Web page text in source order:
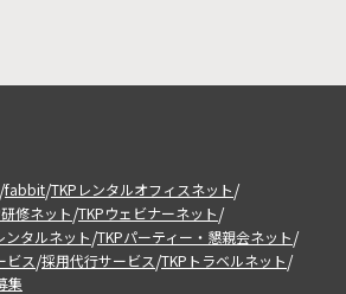
/fabbit/TKPレンタルオフィスネット/
修ネット/TKPウェビナーネット/
ンタルネット/TKPパーティー・懇親会ネット/
ビス/採用代行サービス/TKPトラベルネット/
集